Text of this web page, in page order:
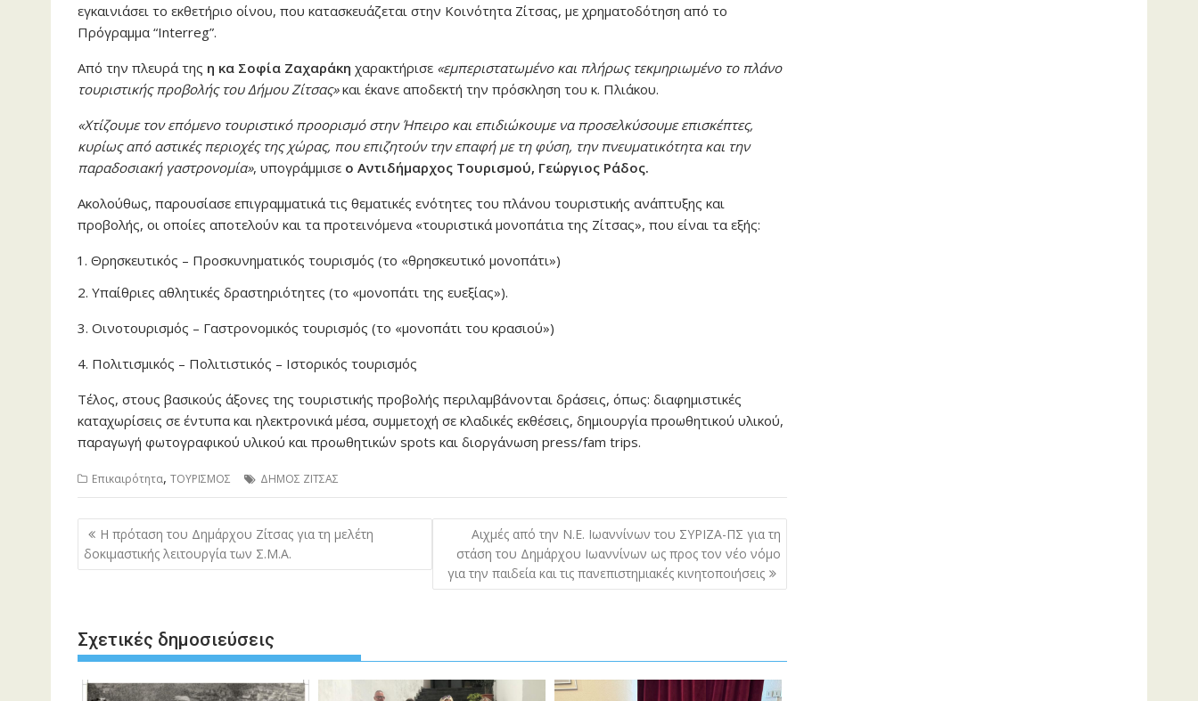
εγκαινιάσει το εκθετήριο οίνου, που κατασκευάζεται στην Κοινότητα Ζίτσας, με χρηματοδότηση από το
Πρόγραμμα “Interreg”.
Από την πλευρά της η κα Σοφία Ζαχαράκη χαρακτήρισε «εμπεριστατωμένο και πλήρως τεκμηριωμένο το πλάνο
τουριστικής προβολής του Δήμου Ζίτσας»και έκανε αποδεκτή την πρόσκληση του κ. Πλιάκου.
«Χτίζουμε τον επόμενο τουριστικό προορισμό στην Ήπειρο και επιδιώκουμε να προσελκύσουμε επισκέπτες,
κυρίως από αστικές περιοχές της χώρας, που επιζητούν την επαφή με τη φύση, την πνευματικότητα και την
παραδοσιακή γαστρονομία», υπογράμμισε ο Αντιδήμαρχος Τουρισμού, Γεώργιος Ράδος.
Ακολούθως, παρουσίασε επιγραμματικά τις θεματικές ενότητες του πλάνου τουριστικής ανάπτυξης και
προβολής, οι οποίες αποτελούν και τα προτεινόμενα «τουριστικά μονοπάτια της Ζίτσας», που είναι τα εξής:
Θρησκευτικός – Προσκυνηματικός τουρισμός (το «θρησκευτικό μονοπάτι»)
2. Υπαίθριες αθλητικές δραστηριότητες (το «μονοπάτι της ευεξίας»).
3. Οινοτουρισμός – Γαστρονομικός τουρισμός (το «μονοπάτι του κρασιού»)
4. Πολιτισμικός – Πολιτιστικός – Ιστορικός τουρισμός
Τέλος, στους βασικούς άξονες της τουριστικής προβολής περιλαμβάνονται δράσεις, όπως: διαφημιστικές
καταχωρίσεις σε έντυπα και ηλεκτρονικά μέσα, συμμετοχή σε κλαδικές εκθέσεις, δημιουργία προωθητικού υλικού,
παραγωγή φωτογραφικού υλικού και προωθητικών spots και διοργάνωση press/fam trips.
Επικαιρότητα, ΤΟΥΡΙΣΜΟΣ ΔΗΜΟΣ ΖΙΤΣΑΣ
Πλοήγηση
άρθρων
Η πρόταση του Δημάρχου Ζίτσας για τη μελέτη
δοκιμαστικής λειτουργία των Σ.Μ.Α.
Αιχμές από την Ν.Ε. Ιωαννίνων του ΣΥΡΙΖΑ-ΠΣ για τη
στάση του Δημάρχου Ιωαννίνων ως προς τον νέο νόμο
για την παιδεία και τις πανεπιστημιακές κινητοποιήσεις
Σχετικές δημοσιεύσεις